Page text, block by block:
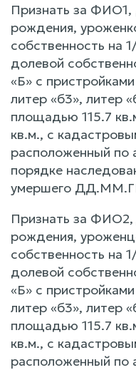
Признать за
рождения,
собственность на
долевой
«Б» с
литер «б3», литер
площадью 115.7
кв.м., с
расположенный по
порядке
умершего
Признать за
рождения,
собственность на
долевой
«Б» с
литер «б3», литер
площадью 115.7
кв.м., с
расположенный по